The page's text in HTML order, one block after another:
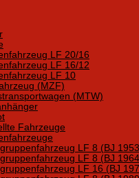
LF 20/16
LF 16/12
LF 10
(MZF)
(MTW)
Fahrzeuge
LF 8 (BJ
LF 8 (BJ
LF 16 (BJ